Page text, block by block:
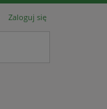
Zaloguj się